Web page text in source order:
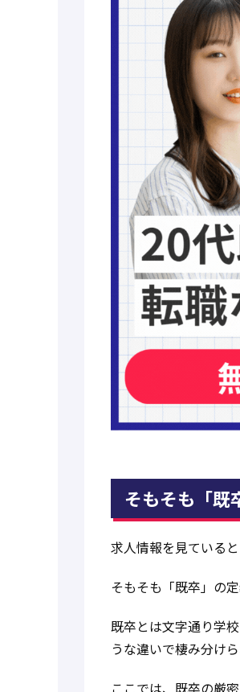
そもそも「既
求人情報を見ている
そもそも「既卒」の
既卒とは文字通り学
うな違いで棲み分け